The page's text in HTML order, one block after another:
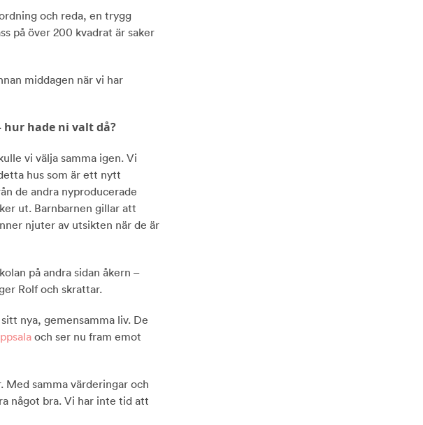
och reda, en trygg
på över 200 kvadrat är saker
middagen när vi har
hade ni valt då?
vi välja samma igen. Vi
hus som är ett nytt
de andra nyproducerade
ut. Barnbarnen gillar att
njuter av utsikten när de är
på andra sidan åkern –
Rolf och skrattar.
nya, gemensamma liv. De
och ser nu fram emot
samma värderingar och
något bra. Vi har inte tid att